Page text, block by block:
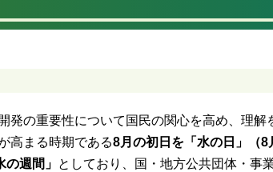
発の重要性について国民の関心を高め、理解
高まる時期である8月の初日を「水の日」（8
週間」 としており、国・地方公共団体・事